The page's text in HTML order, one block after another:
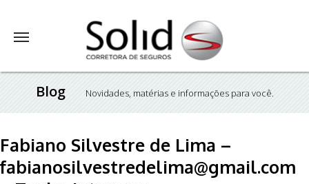
Blog Novidades, matérias e informações para você.
Fabiano Silvestre de Lima –
fabianosilvestredelima@gmail.com